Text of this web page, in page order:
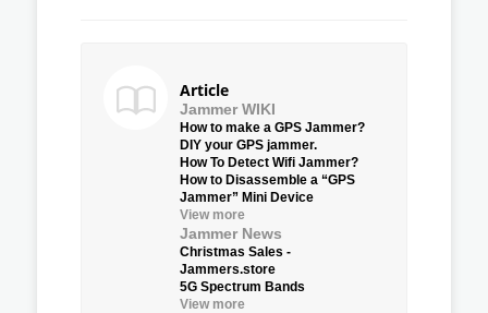
Article
Jammer WIKI
How to make a GPS Jammer?
DIY your GPS jammer.
How To Detect Wifi Jammer?
How to Disassemble a “GPS
Jammer” Mini Device
View more
Jammer News
Christmas Sales -
Jammers.store
5G Spectrum Bands
View more